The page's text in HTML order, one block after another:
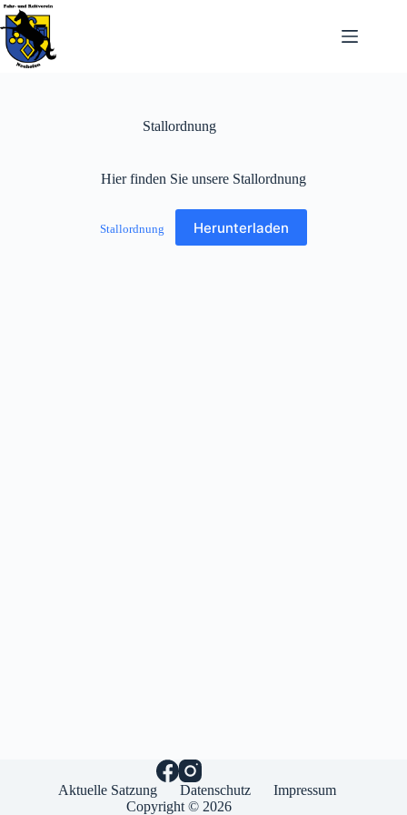
Zum
Inhalt
springen
Stallordnung
Hier finden Sie unsere Stallordnung
Stallordnung Herunterladen
Aktuelle Satzung Datenschutz
Impressum
Copyright © 2026